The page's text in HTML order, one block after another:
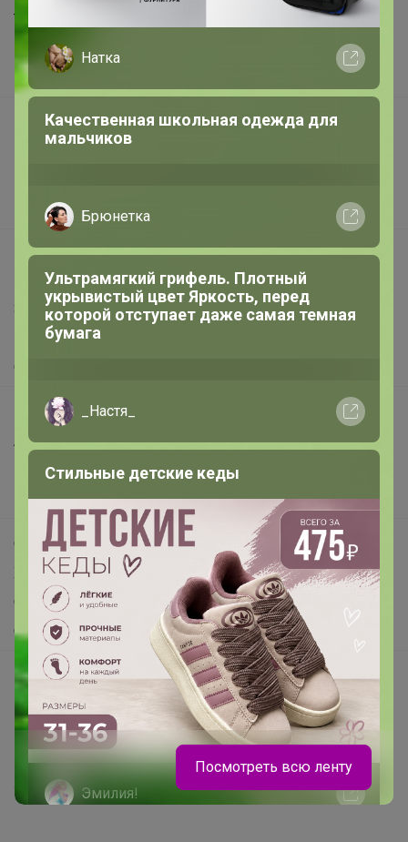
Торговые марки
Наша команда
В наличии
Подарочные сертификаты
Вакансии
support@24-ok.ru
Написать в поддержку
Защита покупателя
Помощь
О нас
Все предложения
Анонсы
Новости
Поддержка альпак
Самое выгодное
Хиты продаж
Самое желанное
Самое быстрое
Начать зарабатывать с 24-ok
Picabox.ru - Лучшее место для ваших изображений
Розыгрыш - Генератор случайных чисел
Пульс нашего маркетплейса
Укорачиватель ссылок
Рюкзаки Котофей уже в наличии! Самое
приятное — прийти и выбрать тот
самый вместе с ребёнком
Леныра
Пеналы, которые наведут порядок или
его красиво скроют
Посмотреть всю ленту